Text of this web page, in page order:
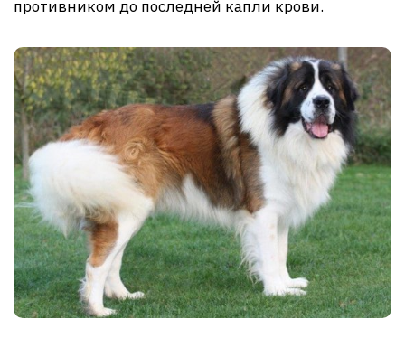
противником до последней капли крови.